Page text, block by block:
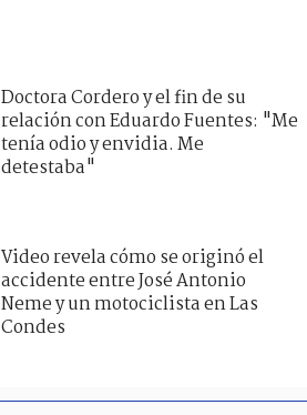
Doctora Cordero y el fin de su
relación con Eduardo Fuentes: "Me
tenía odio y envidia. Me
detestaba"
Video revela cómo se originó el
accidente entre José Antonio
Neme y un motociclista en Las
Condes